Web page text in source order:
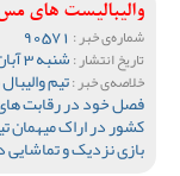
والیبالیست های
شماره‌ی خبر :
تاریخ انتشار :شنبه 3 آبان ماه 1404 ساعت 11:45
خلاصه‌ی خبر :تیم
فصل خود در رقابت
کشور در اراک میهمان
بازی نزدیک و تماشایی در نهایت با نتیجه